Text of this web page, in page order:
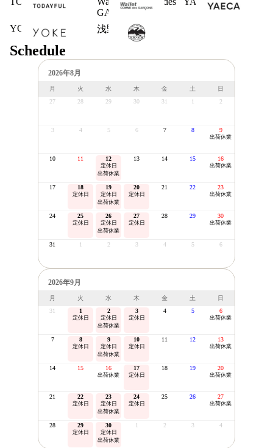
GARCONS
YOKE 浅野商店
Schedule
2026年8月
月 火 水 木 金 土
日
27
28 29 30 31 1 2
3 4 5 6 7 8 9
出荷休業
10 11 12
定休日
出荷休業
13 14 15 16
出荷休業
17 18
定休日
19
定休日
出荷休業
20
定休日
21 22 23
出荷休業
24 25
定休日
26
定休日
出荷休業
27
定休日
28 29 30
出荷休業
31 1 2 3 4 5 6
2026年9月
月 火 水 木 金 土
日
31
1
定休日
2
定休日
出荷休業
3
定休日
4 5 6
出荷休業
7 8
定休日
9
定休日
出荷休業
10
定休日
11 12 13
出荷休業
14 15 16
出荷休業
17
定休日
18 19 20
出荷休業
21 22
定休日
23
定休日
出荷休業
24
定休日
25 26 27
出荷休業
28 29
定休日
30
定休日
出荷休業
1 2 3 4